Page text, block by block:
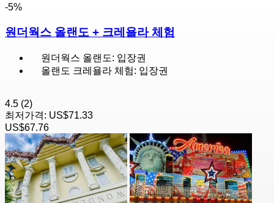
-5%
원더웍스 올랜도 + 크레욜라 체험
원더웍스 올랜도: 입장권
올랜도 크레욜라 체험: 입장권
4.5 (2)
최저가격: US$71.33
US$67.76